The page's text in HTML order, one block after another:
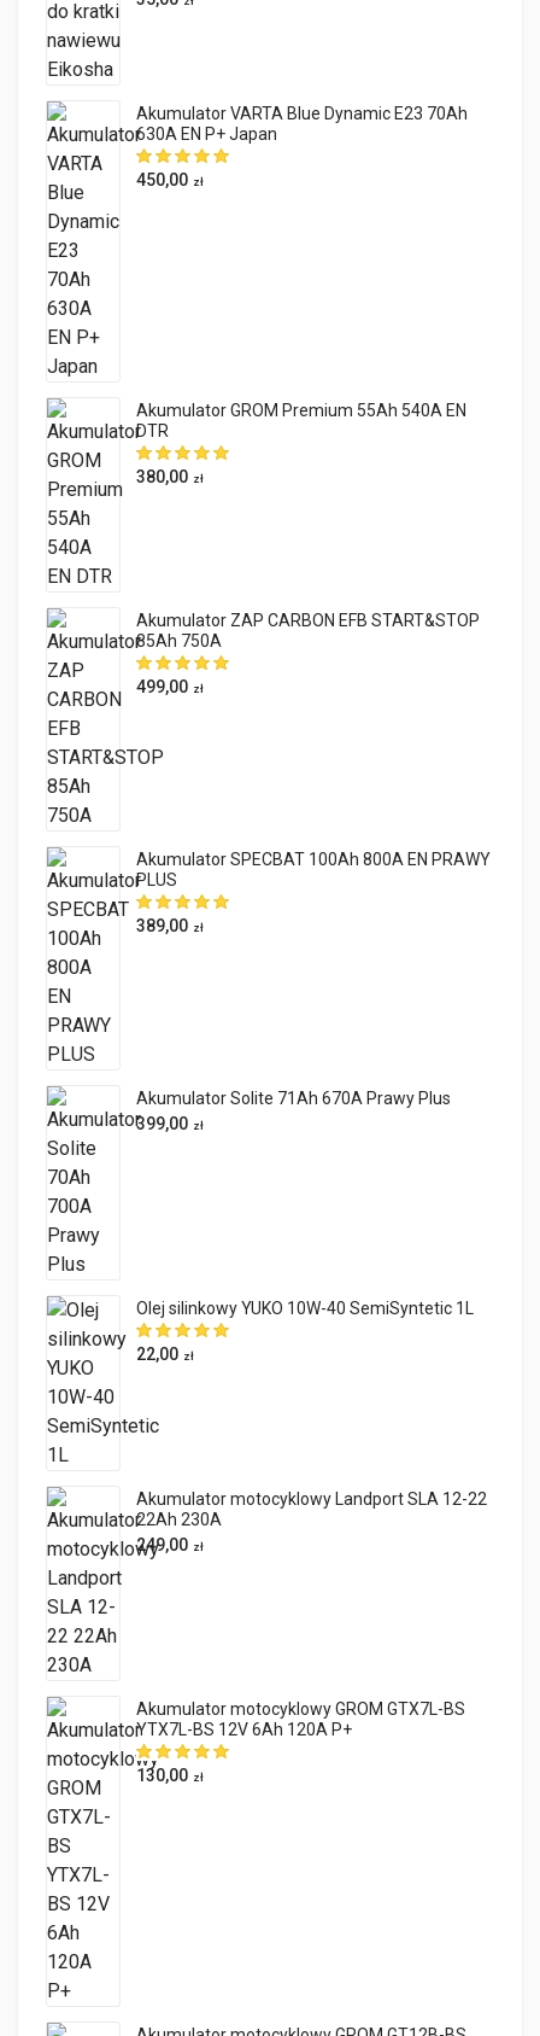
Akumulator VARTA Blue Dynamic E23 70Ah
630A EN P+ Japan
450,00 zł
Akumulator GROM Premium 55Ah 540A EN
DTR
380,00 zł
Akumulator ZAP CARBON EFB START&STOP
85Ah 750A
499,00 zł
Akumulator SPECBAT 100Ah 800A EN PRAWY
PLUS
389,00 zł
Akumulator Solite 71Ah 670A Prawy Plus
399,00 zł
Olej silinkowy YUKO 10W-40 SemiSyntetic 1L
22,00 zł
Akumulator motocyklowy Landport SLA 12-22
22Ah 230A
249,00 zł
Akumulator motocyklowy GROM GTX7L-BS
YTX7L-BS 12V 6Ah 120A P+
130,00 zł